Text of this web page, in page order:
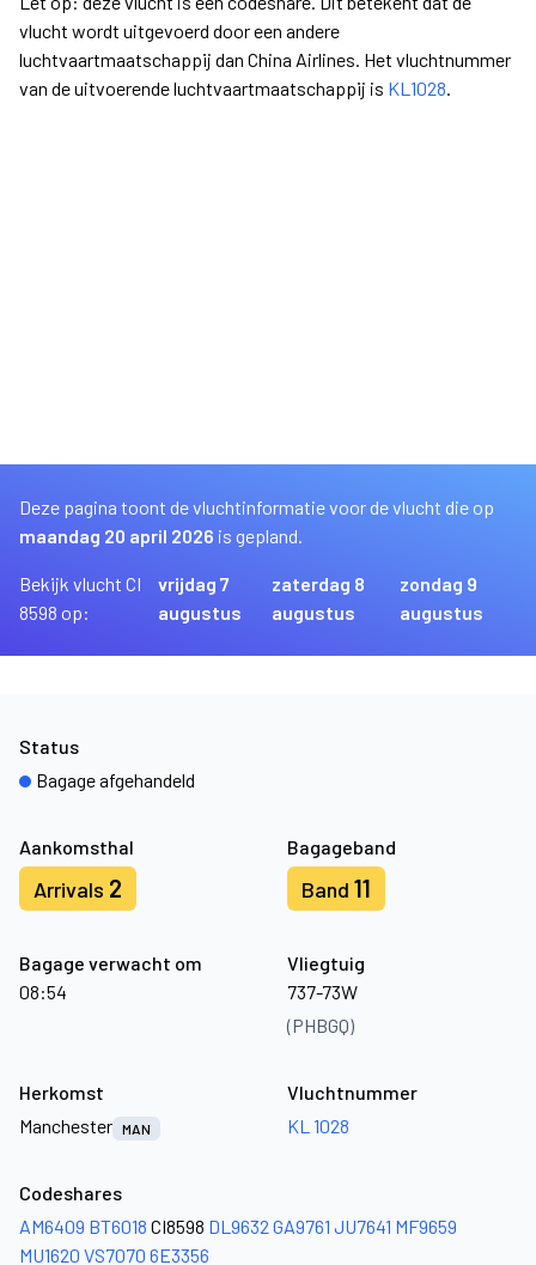
vlucht wordt uitgevoerd door een andere
luchtvaartmaatschappij dan China Airlines. Het vluchtnummer
van de uitvoerende luchtvaartmaatschappij is KL1028.
Deze pagina toont de vluchtinformatie voor de vlucht die op
maandag 20 april 2026 is gepland.
Bekijk vlucht CI
8598 op:
vrijdag 7
augustus
zaterdag 8
augustus
zondag 9
augustus
Aankomsthal
Arrivals 2
Bagageband
Band 11
Bagage verwacht om
08:54
Vliegtuig
737-73W
(PHBGQ)
Status
Bagage afgehandeld
Herkomst
Manchester MAN
Vluchtnummer
KL 1028
Codeshares
AM6409 BT6018 CI8598 DL9632 GA9761 JU7641 MF9659
MU1620 VS7070 6E3356